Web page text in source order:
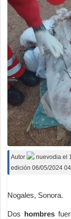
Autor nuevodia el
edición 06/05/2024
Nogales, Sonora.
Dos hombres